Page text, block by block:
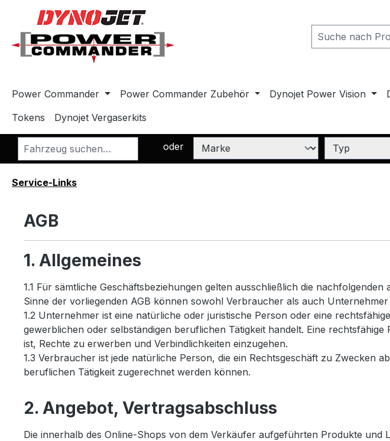
Hauptinhalt springen
Zur Suche springen
Zur Hauptnavigation springen
Power Commander Power Commander Zubehör Dynojet Power Vision
Tokens
Dynojet Vergaserkits
oder
Service-Links
AGB
1. Allgemeines
1.1 Für sämtliche Geschäftsbeziehungen gelten ausschließlich die
Sinne der vorliegenden AGB können sowohl Verbraucher als auch Unternehmer
1.2 Unternehmer ist eine natürliche oder juristische Person oder eine
gewerblichen oder selbständigen beruflichen Tätigkeit handelt. Eine
ist, Rechte zu erwerben und Verbindlichkeiten einzugehen.
1.3 Verbraucher ist jede natürliche Person, die ein Rechtsgeschäft zu Zwecken
beruflichen Tätigkeit zugerechnet werden können.
2. Angebot, Vertragsabschluss
Die innerhalb des Online-Shops von dem Verkäufer aufgeführten Produkte